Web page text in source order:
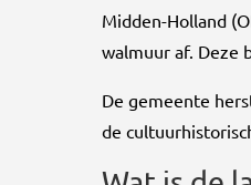
Midden-Holland
walmuur af. Deze
De gemeente
de